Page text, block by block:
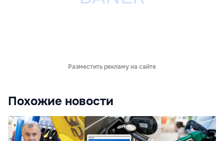
Разместить рекламу на сайте
Похожие новости